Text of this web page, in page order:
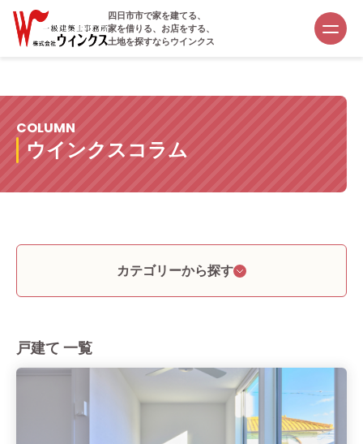
四日市市で家を建てる、
家を借りる、お店をする、
土地を探すならウインクス
ウインクスコラム
COLUMN
カテゴリーから探す
戸建て 一覧